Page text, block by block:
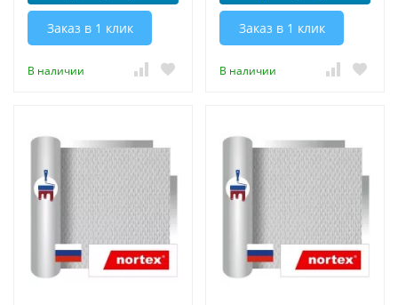
Заказ в 1 клик
В наличии
Заказ в 1 клик
В наличии